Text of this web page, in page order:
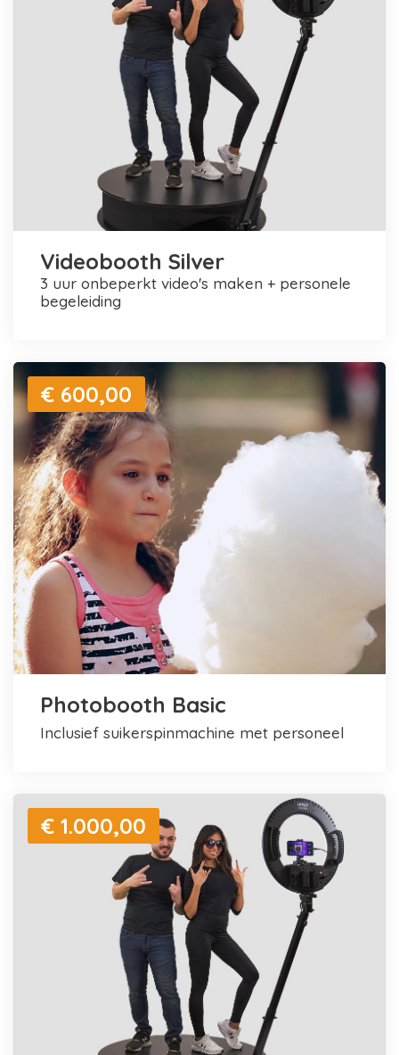
Videobooth Silver
3 uur onbeperkt video's maken + personele
begeleiding
€ 600,00
Photobooth Basic
inclusief suikerspinmachine met personeel
€ 1.000,00